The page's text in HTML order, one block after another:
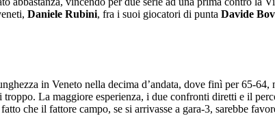
Daniele Rubini, fra i suoi giocatori di punta Davide
in Veneto nella decima d’andata, dove finì per 65-
troppo. La maggiore esperienza, i due confronti diretti e il
che il fattore campo, se si arrivasse a gara-3, sarebbe